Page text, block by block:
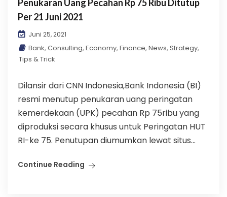
Penukaran Uang Pecahan Rp 75 Ribu Ditutup
Per 21 Juni 2021
Juni 25, 2021
Bank, Consulting, Economy, Finance, News, Strategy,
Tips & Trick
Dilansir dari CNN Indonesia,Bank Indonesia (BI)
resmi menutup penukaran uang peringatan
kemerdekaan (UPK) pecahan Rp 75ribu yang
diproduksi secara khusus untuk Peringatan HUT
RI-ke 75. Penutupan diumumkan lewat situs...
Continue Reading